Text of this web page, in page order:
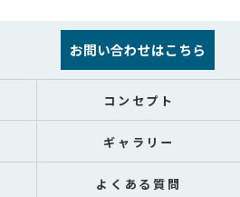
お問い合わせはこちら
コンセプト
ギャラリー
よくある質問